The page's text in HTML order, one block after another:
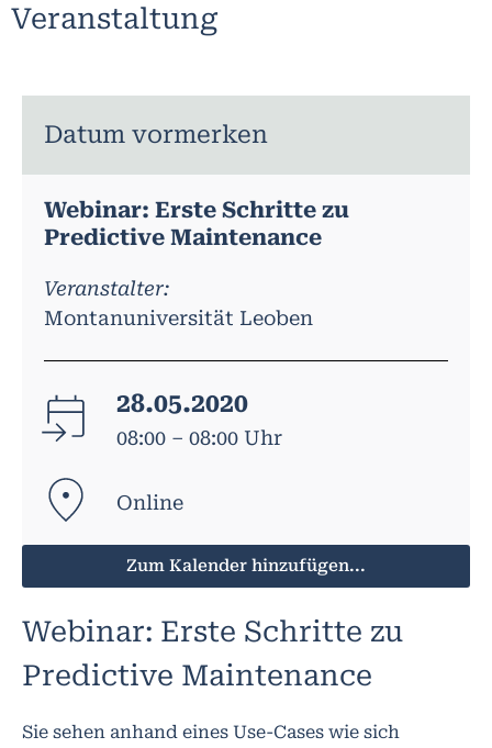
Veranstaltung
Datum vormerken
Webinar: Erste Schritte zu
Predictive Maintenance
Veranstalter:
Montanuniversität Leoben
28.05.2020
08:00 – 08:00 Uhr
Online
Zum Kalender hinzufügen...
Webinar: Erste Schritte zu
Predictive Maintenance
Sie sehen anhand eines Use-Cases wie sich